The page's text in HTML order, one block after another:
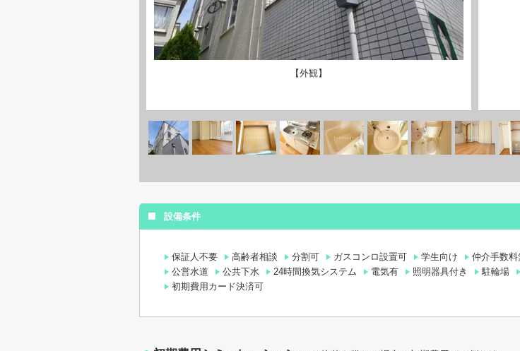
【外観】
設備条件
保証人不要 高齢者相談 分割可 ガスコンロ設置可 学生向け 仲介手数料
公営水道
公共下水 24時間換気システム 電気有 照明器具付き 駐輪場
初期費用カード決済可